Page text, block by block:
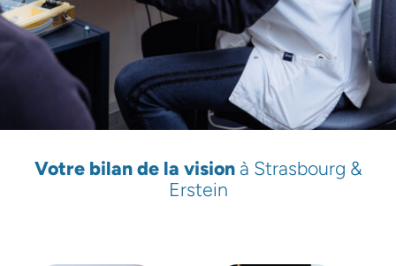
Votre bilan de la visionà Strasbourg &
Erstein